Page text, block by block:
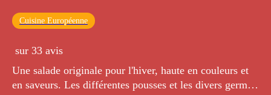
Cuisine Européenne
sur 33 avis
Une salade originale pour l'hiver, haute en couleurs et
en saveurs. Les différentes pousses et les divers germes